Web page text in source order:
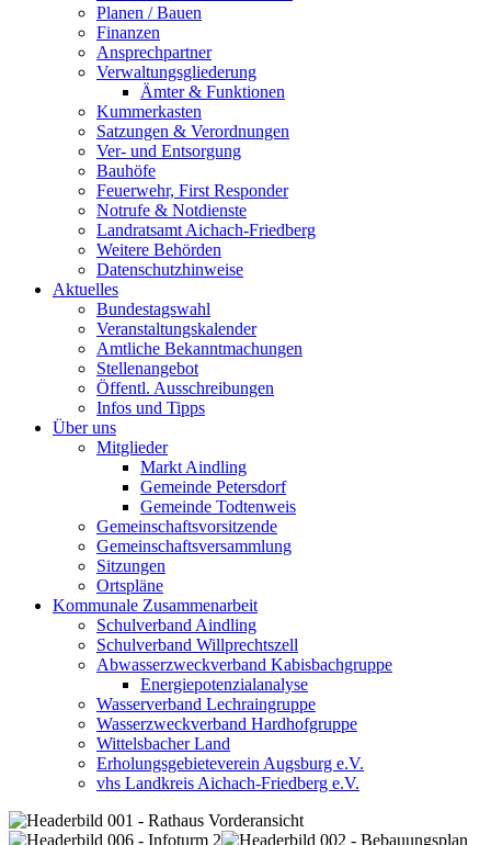
Planen / Bauen
Finanzen
Ansprechpartner
Verwaltungsgliederung
Ämter & Funktionen
Kummerkasten
Satzungen & Verordnungen
Ver- und Entsorgung
Bauhöfe
Feuerwehr, First Responder
Notrufe & Notdienste
Landratsamt Aichach-Friedberg
Weitere Behörden
Datenschutzhinweise
Aktuelles
Bundestagswahl
Veranstaltungskalender
Amtliche Bekanntmachungen
Stellenangebot
Öffentl. Ausschreibungen
Infos und Tipps
Über uns
Mitglieder
Markt Aindling
Gemeinde Petersdorf
Gemeinde Todtenweis
Gemeinschaftsvorsitzende
Gemeinschaftsversammlung
Sitzungen
Ortspläne
Kommunale Zusammenarbeit
Schulverband Aindling
Schulverband Willprechtszell
Abwasserzweckverband Kabisbachgruppe
Energiepotenzialanalyse
Wasserverband Lechraingruppe
Wasserzweckverband Hardhofgruppe
Wittelsbacher Land
Erholungsgebieteverein Augsburg e.V.
vhs Landkreis Aichach-Friedberg e.V.